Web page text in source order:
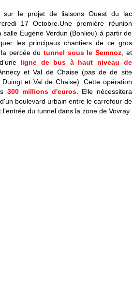
sur le projet de liaisons Ouest du lac
17 Octobre.Une première réunion
Eugène Verdun (Bonlieu) à partir de
les principaux chantiers de ce gros
la percée dutunnel sous le Semnoz, et
ligne de bus à haut niveau de
et Val de Chaise (pas de de site
et Val de Chaise). Cette opération
300 millions d'euros. Elle nécessitera
boulevard urbain entre le carrefour de
du tunnel dans la zone de Vovray.